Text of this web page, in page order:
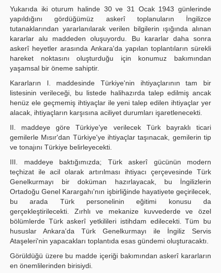
Yukarıda iki oturum halinde 30 ve 31 Ocak 1943 günlerinde
yapıldığını gördüğümüz askerî toplanuların İngilizce
tutanaklarından yararlanılarak verilen bilgilerin ışığında alınan
kararlar alu maddeden oluşuyordu. Bu kararlar daha sonra
askerî heyetler arasında Ankara'da yapılan toplantıların sürekli
hareket noktasını oluşturduğu için konumuz bakımından
yaşamsal bir öneme sahiptir.
Kararların I. maddesinde Türkiye'nin ihtiyaçlarının tam bir
listesinin verileceği, bu listede halihazırda talep edilmiş ancak
henüz ele geçmemiş ihtiyaçlar ile yeni talep edilen ihtiyaçlar yer
alacak, ihtiyaçların karşısına aciliyet durumları işaretlenecekti.
II. maddeye göre Türkiye'ye verilecek Türk bayraklı ticari
gemilerle Mısır'dan Türkiye'ye ihtiyaçlar taşınacak, gemilerin tip
ve tonajını Türkiye belirleyecekti.
III. maddeye baktığımızda; Türk askerî gücünün modern
teçhizat ile acil olarak artırılması ihtiyacı çerçevesinde Türk
Genelkurmayı bir doküman hazırlayacak, bu İngilizlerin
Ortadoğu Genel Karargahı'nın işbirliğinde hayatiyete geçirilecek,
bu arada Türk personelinin eğitimi konusu da
gerçekleştirilecekti. Zırhlı ve mekanize kuvvederde ve özel
bölümlerde Türk askerî yetkilileri istihdam edilecekti. Tüm bu
hususlar Ankara'da Türk Genelkurmayı ile İngiliz Servis
Ataşeleri'nin yapacakları toplantıda esas gündemi oluşturacaktı.
Görüldüğü üzere bu madde içeriği bakımından askerî kararların
en önemlilerinden birisiydi.